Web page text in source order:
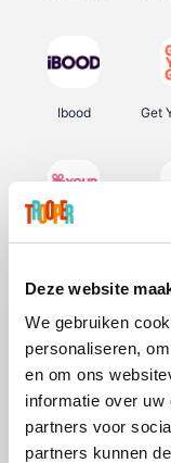
Deze website
We gebruiken
personaliseren,
en om ons
informatie over
partners voor
partners kunnen
Ibood Get